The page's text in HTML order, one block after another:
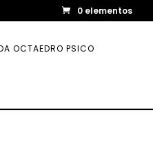
0 elementos
OCTAEDRO PSICO